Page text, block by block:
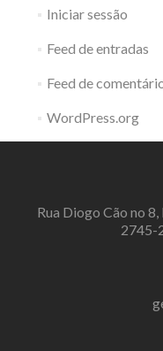
Iniciar sessão
Feed de entradas
Feed de
WordPress.org
Rua Diogo Cão no
2745-